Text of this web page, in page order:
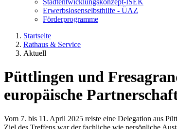
Erwerbslosenselbsthilfe - ÜAZ
Förderprogramme
Startseite
Rathaus & Service
Aktuell
Püttlingen und
europäische
Vom 7. bis 11. April 2025 reiste eine Delegation aus
Ziel des Treffens war der fachliche wie persönliche